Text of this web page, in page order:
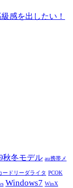
感を出したい！
秋冬モデル au携帯メ
ードリーダライタ PCOK
Windows7 WinX